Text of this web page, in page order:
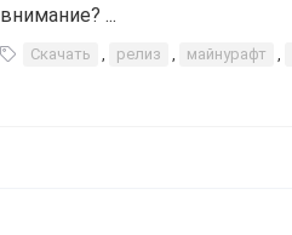
внимание? ...
Скачать , релиз , майнурафт ,